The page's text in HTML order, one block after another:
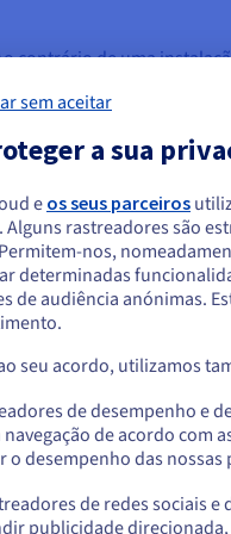
contrário de uma
integração de plugins
como a pré-visualização
os prazos de
opção para um site
mais simples de manter.
aos projetos que
uma visualização
frameworks
que está
encomendar a partir de
do país em questão.
ao website do
us.ovhcloud.com/
Inglês
no website atual
sem aceitar
a sua
eos seus parceiros
Alguns rastreadores são
nos,
determinadas
de audiência anónimas.
seu acordo, utilizamos
de desempenho e
navegação de acordo com
o desempenho das nossas
de redes sociais
publicidade